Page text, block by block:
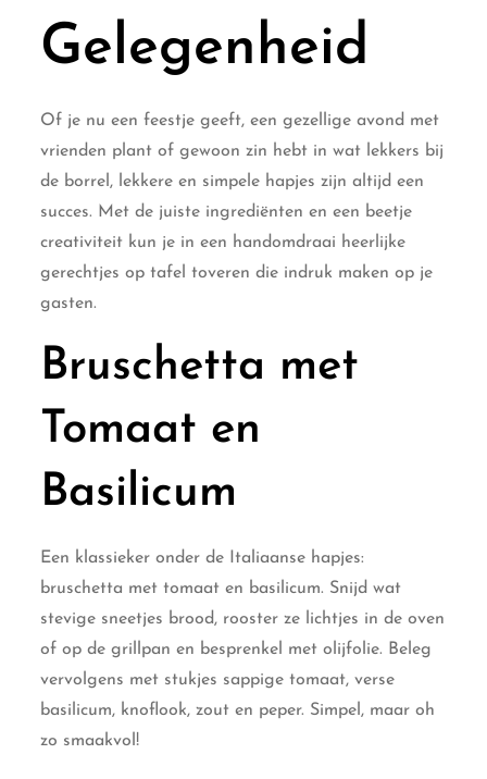
Gelegenheid
Of je nu een feestje geeft, een gezellige avond met
vrienden plant of gewoon zin hebt in wat lekkers bij
de borrel, lekkere en simpele hapjes zijn altijd een
succes. Met de juiste ingrediënten en een beetje
creativiteit kun je in een handomdraai heerlijke
gerechtjes op tafel toveren die indruk maken op je
gasten.
Bruschetta met
Tomaat en
Basilicum
Een klassieker onder de Italiaanse hapjes:
bruschetta met tomaat en basilicum. Snijd wat
stevige sneetjes brood, rooster ze lichtjes in de oven
of op de grillpan en besprenkel met olijfolie. Beleg
vervolgens met stukjes sappige tomaat, verse
basilicum, knoflook, zout en peper. Simpel, maar oh
zo smaakvol!